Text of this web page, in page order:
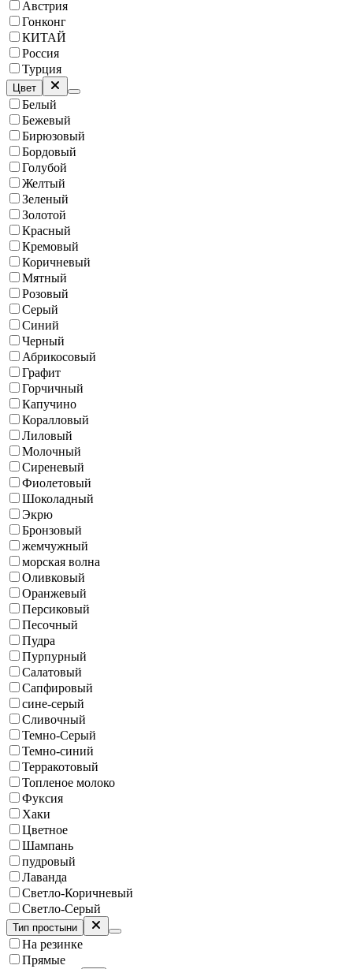
Австрия
Гонконг
КИТАЙ
Россия
Турция
Цвет
Белый
Бежевый
Бирюзовый
Бордовый
Голубой
Желтый
Зеленый
Золотой
Красный
Кремовый
Коричневый
Мятный
Розовый
Серый
Синий
Черный
Абрикосовый
Графит
Горчичный
Капучино
Коралловый
Лиловый
Молочный
Сиреневый
Фиолетовый
Шоколадный
Экрю
Бронзовый
жемчужный
морская волна
Оливковый
Оранжевый
Персиковый
Песочный
Пудра
Пурпурный
Салатовый
Сапфировый
сине-серый
Сливочный
Темно-Серый
Темно-синий
Терракотовый
Топленое молоко
Фуксия
Хаки
Цветное
Шампань
пудровый
Лаванда
Светло-Коричневый
Светло-Серый
Тип простыни
На резинке
Прямые